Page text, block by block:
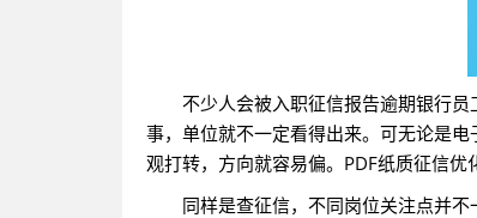
不少人会被入职征信报告逾期银行
事，单位就不一定看得出来。可无论是
观打转，方向就容易偏。PDF纸质征信
同样是查征信，不同岗位关注点并